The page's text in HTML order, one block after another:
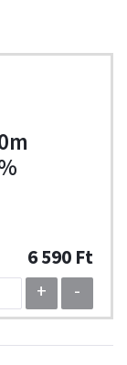
6 590 Ft
+
-